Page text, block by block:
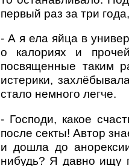
первый раз за три
- А я ела яйца в
о калориях и
посвященные таким
истерики,
стало немного легче.
- Господи, какое
после секты! Автор
и дошла до
нибудь? Я давно ищу